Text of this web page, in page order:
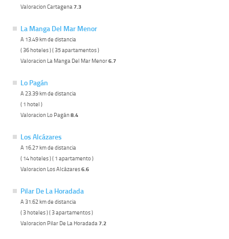
Valoracion Cartagena 7.3
La Manga Del Mar Menor
A 13.49 km de distancia
( 36 hoteles ) ( 35 apartamentos )
Valoracion La Manga Del Mar Menor6.7
Lo Pagán
A 23.39 km de distancia
( 1 hotel )
Valoracion Lo Pagán8.4
Los Alcázares
A 16.27 km de distancia
( 14 hoteles ) ( 1 apartamento )
Valoracion Los Alcázares6.6
Pilar De La Horadada
A 31.62 km de distancia
( 3 hoteles ) ( 3 apartamentos )
Valoracion Pilar De La Horadada 7.2